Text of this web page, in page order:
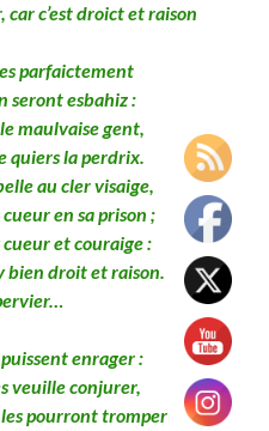
car c’est droict et raison
parfaictement
seront esbahiz :
maulvaise gent,
quiers la perdrix.
au cler visaige,
en sa prison ;
et couraige :
bien droit et raison.
enrager :
veuille conjurer,
pourront tromper